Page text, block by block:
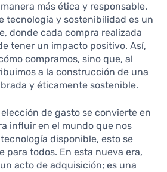
más ética y responsable.
tecnología y sostenibilidad es un
donde cada compra realizada
tener un impacto positivo. Así,
compramos, sino que, al
a la construcción de una
y éticamente sostenible.
de gasto se convierte en
influir en el mundo que nos
disponible, esto se
para todos. En esta nueva era,
acto de adquisición; es una